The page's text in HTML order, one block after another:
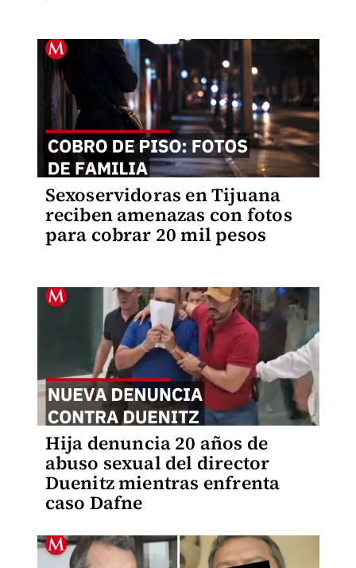
Sexoservidoras en Tijuana
reciben amenazas con fotos
para cobrar 20 mil pesos
Hija denuncia 20 años de
abuso sexual del director
Duenitz mientras enfrenta
caso Dafne